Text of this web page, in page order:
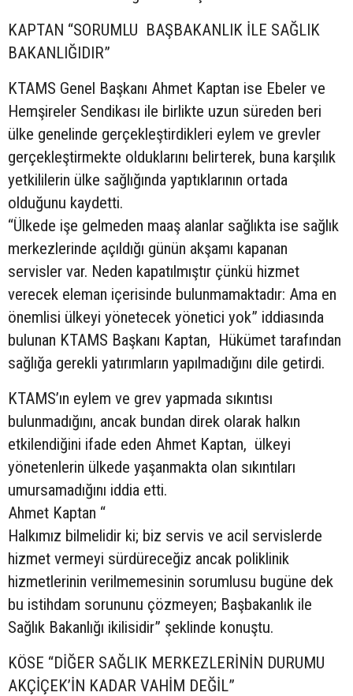
KAPTAN “SORUMLU BAŞBAKANLIK İLE SAĞLIK
BAKANLIĞIDIR”
KTAMS Genel Başkanı Ahmet Kaptan ise Ebeler ve
Hemşireler Sendikası ile birlikte uzun süreden beri
ülke genelinde gerçekleştirdikleri eylem ve grevler
gerçekleştirmekte olduklarını belirterek, buna karşılık
yetkililerin ülke sağlığında yaptıklarının ortada
olduğunu kaydetti.
“Ülkede işe gelmeden maaş alanlar sağlıkta ise sağlık
merkezlerinde açıldığı günün akşamı kapanan
servisler var. Neden kapatılmıştır çünkü hizmet
verecek eleman içerisinde bulunmamaktadır: Ama en
önemlisi ülkeyi yönetecek yönetici yok” iddiasında
bulunan KTAMS Başkanı Kaptan, Hükümet tarafından
sağlığa gerekli yatırımların yapılmadığını dile getirdi.
KTAMS’ın eylem ve grev yapmada sıkıntısı
bulunmadığını, ancak bundan direk olarak halkın
etkilendiğini ifade eden Ahmet Kaptan, ülkeyi
yönetenlerin ülkede yaşanmakta olan sıkıntıları
umursamadığını iddia etti.
Ahmet Kaptan “
Halkımız bilmelidir ki; biz servis ve acil servislerde
hizmet vermeyi sürdüreceğiz ancak poliklinik
hizmetlerinin verilmemesinin sorumlusu bugüne dek
bu istihdam sorununu çözmeyen; Başbakanlık ile
Sağlık Bakanlığı ikilisidir” şeklinde konuştu.
KÖSE “DİĞER SAĞLIK MERKEZLERİNİN DURUMU
AKÇİÇEK’İN KADAR VAHİM DEĞİL”